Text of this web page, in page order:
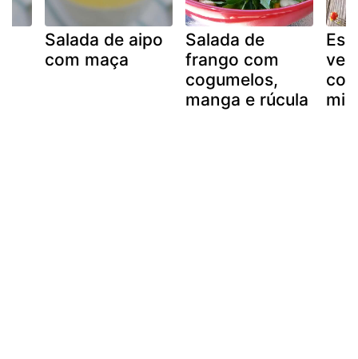
Salada de aipo
com maça
Salada de
frango com
cogumelos,
manga e rúcula